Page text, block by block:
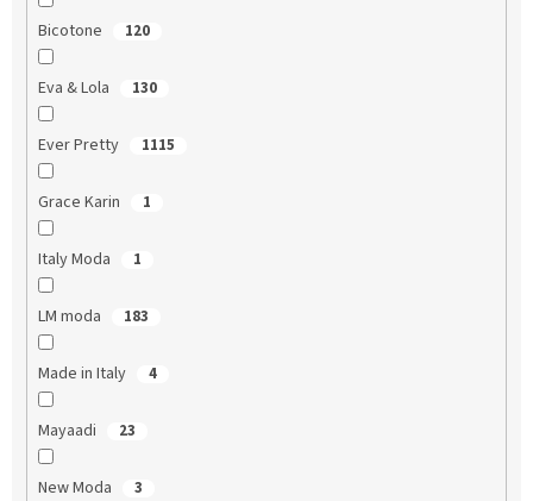
Bicotone 120
Eva & Lola 130
Ever Pretty 1115
Grace Karin 1
Italy Moda 1
LM moda 183
Made in Italy 4
Mayaadi 23
New Moda 3